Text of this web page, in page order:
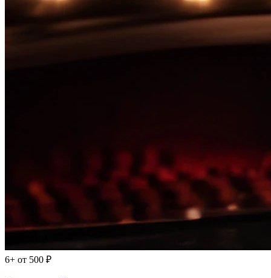
6+ от 500 ₽